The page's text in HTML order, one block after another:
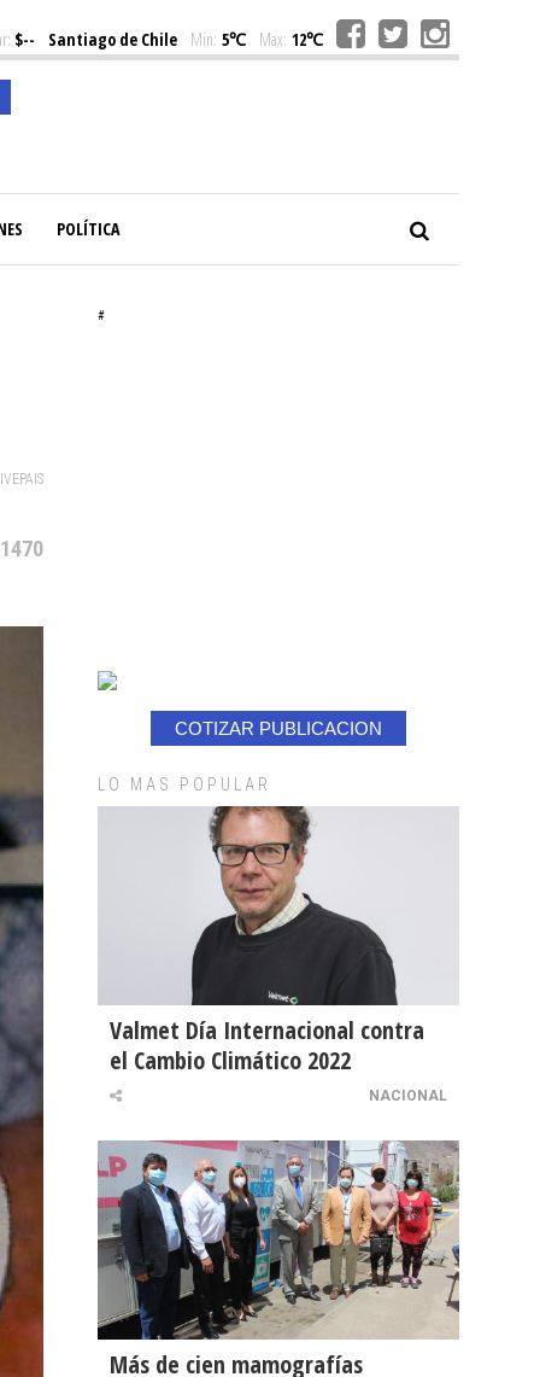
$-- Santiago de Chile Min: 5℃ Max: 12℃
POLÍTICA
#
COTIZAR PUBLICACION
LO MAS POPULAR
Valmet Día Internacional contra
el Cambio Climático 2022
NACIONAL
Más de cien mamografías